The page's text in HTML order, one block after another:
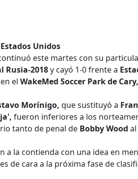
Unidos
este martes con su
Rusia-2018y cayó 1-0 frente a
el WakeMed Soccer Park de
Morínigo, que sustituyó a
fueron inferiores a los
tanto de penal de Bobby Wood
a la contienda con una idea en
de cara a la próxima fase de